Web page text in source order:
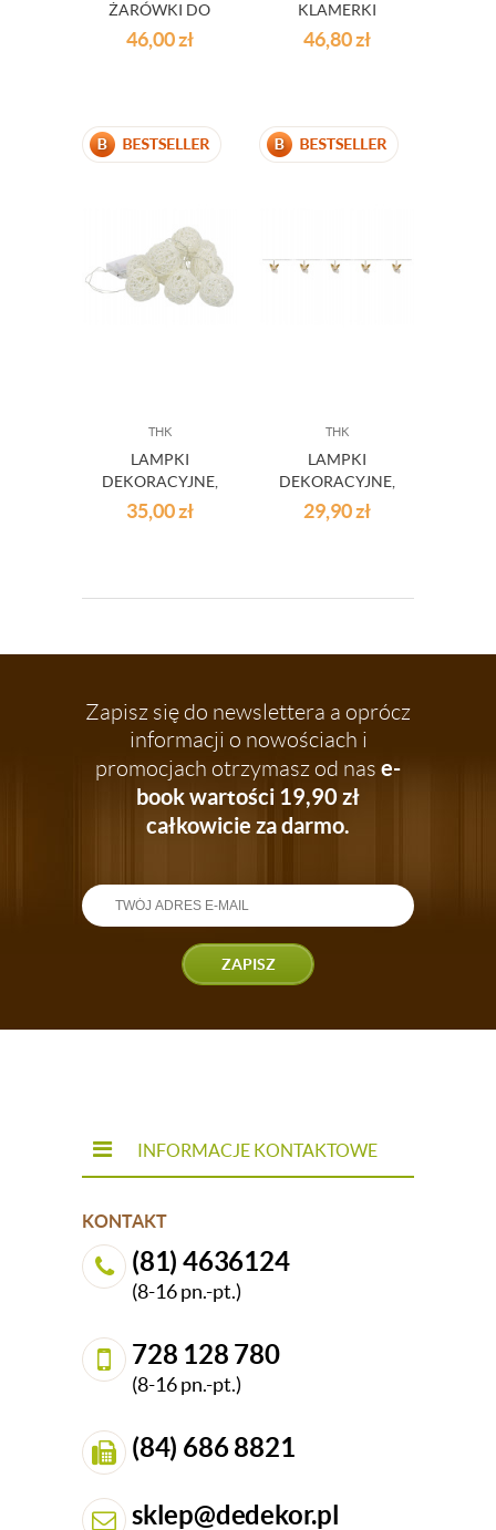
ŻARÓWKI DO
OGORDU
OZDOBA LED
46,00zł
KLAMERKI
46,80zł
THK
LAMPKI
DEKORACYJNE,
ŁAŃCUCH 10 LED
BALL
35,00zł
THK
LAMPKI
DEKORACYJNE,
GIRLANDA
ANIOŁKI
29,90zł
Zapisz się do newslettera a oprócz
informacji o nowościach i
promocjach otrzymasz od nas e-
book wartości 19,90 zł
całkowicie za darmo.
ZAPISZ
INFORMACJE KONTAKTOWE
KONTAKT
(81) 4636124
(8-16 pn.-pt.)
728 128 780
(8-16 pn.-pt.)
(84) 686 8821
sklep@dedekor.pl